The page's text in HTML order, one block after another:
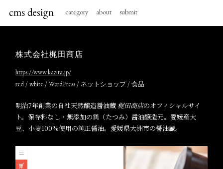
category about submit
株式会社梶田商店
https://www.kazita.jp/
red /white /WordPress / ネットショップ/食品
明治7年創業の自社天然醸造醤油蔵 梶田商店のオフィシャルサイ
ト。保存料なし・無添加の巽（たつみ）醤油醸造元。愛媛産大
豆、小麦100%使用の純正醤油。愛媛県大洲市の醤油蔵。